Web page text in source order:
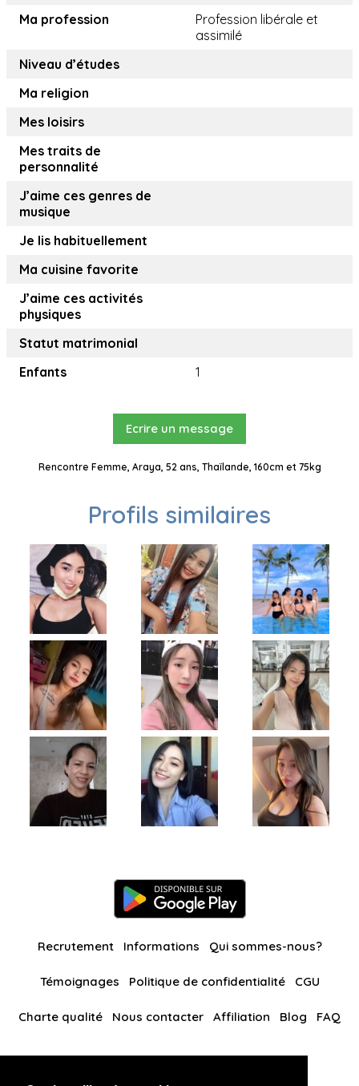
Ma profession
Profession libérale et
assimilé
Niveau d’études
Ma religion
Mes loisirs
Mes traits de
personnalité
J’aime ces genres de
musique
Je lis habituellement
Ma cuisine favorite
J’aime ces activités
physiques
Statut matrimonial
Enfants
1
Ecrire un message
Rencontre Femme, Araya, 52 ans, Thaïlande, 160cm et 75kg
Profils similaires
Recrutement Informations Qui sommes-nous?
Témoignages Politique de confidentialité CGU
Charte qualité Nous contacter Affiliation Blog FAQ